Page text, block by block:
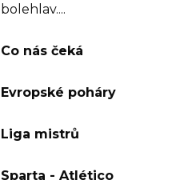
bolehlav....
Co nás čeká
Evropské poháry
Liga mistrů
Sparta - Atlético